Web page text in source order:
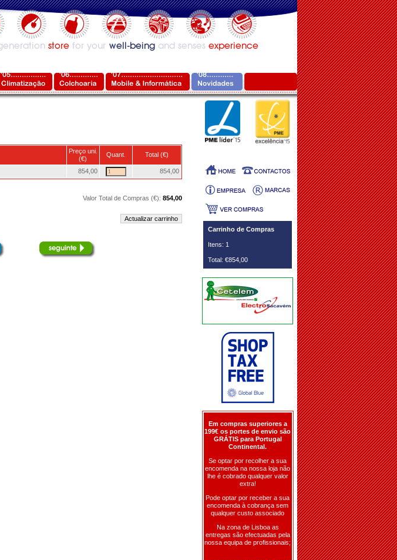
Preço uni.
(€)
Quant. Total (€)
854,00 854,00
Valor Total de Compras (€): 854,00
Actualizar carrinho
Carrinho de Compras
Itens: 1
Total: €854,00
Em compras superiores a
199€ os portes de envio são
GRÁTIS para Portugal
Continental.
Se optar por recolher a sua
encomenda na nossa loja não
lhe é cobrado qualquer valor
extra!
Pode optar por receber a sua
encomenda à cobrança sem
qualquer custo associado
Na zona de Lisboa as
entregas são efectuadas pela
nossa equipa de profissionais;